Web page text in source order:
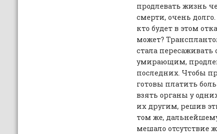
продлевать жизнь
смерти, очень
кто будет в этом
может?
стала
умирающим,
последних. Чтобы
готовы платить
взять органы у
их другим, решив
том же,
мешало отсутствие